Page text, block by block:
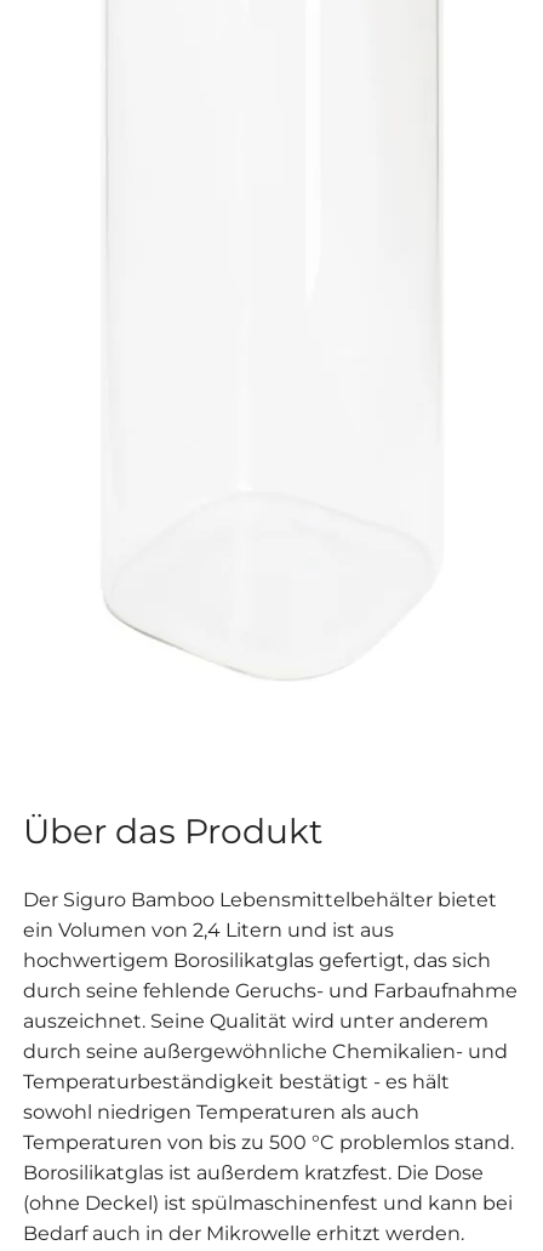
Über das Produkt
Der Siguro Bamboo Lebensmittelbehälter bietet
ein Volumen von 2,4 Litern und ist aus
hochwertigem Borosilikatglas gefertigt, das sich
durch seine fehlende Geruchs- und Farbaufnahme
auszeichnet. Seine Qualität wird unter anderem
durch seine außergewöhnliche Chemikalien- und
Temperaturbeständigkeit bestätigt - es hält
sowohl niedrigen Temperaturen als auch
Temperaturen von bis zu 500 °C problemlos stand.
Borosilikatglas ist außerdem kratzfest. Die Dose
(ohne Deckel) ist spülmaschinenfest und kann bei
Bedarf auch in der Mikrowelle erhitzt werden.